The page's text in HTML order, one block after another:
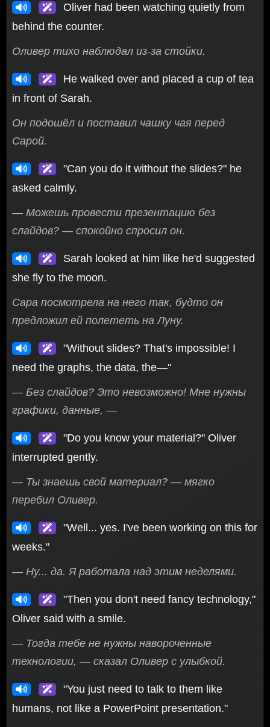
Oliver had been watching quietly from
behind the counter.
Оливер тихо наблюдал из-за стойки.
He walked over and placed a cup of tea
in front of Sarah.
Он подошёл и поставил чашку чая перед
Сарой.
"Can you do it without the slides?" he
asked calmly.
— Можешь провести презентацию без
слайдов? — спокойно спросил он.
Sarah looked at him like he'd suggested
she fly to the moon.
Сара посмотрела на него так, будто он
предложил ей полететь на Луну.
"Without slides? That's impossible! I
need the graphs, the data, the—"
— Без слайдов? Это невозможно! Мне нужны
графики, данные, —
"Do you know your material?" Oliver
interrupted gently.
— Ты знаешь свой материал? — мягко
перебил Оливер.
"Well... yes. I've been working on this for
weeks."
— Ну... да. Я работала над этим неделями.
"Then you don't need fancy technology,"
Oliver said with a smile.
— Тогда тебе не нужны навороченные
технологии, — сказал Оливер с улыбкой.
"You just need to talk to them like
humans, not like a PowerPoint presentation."